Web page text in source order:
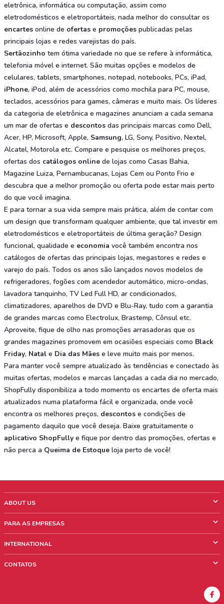
eletrônica, informática ou computação, assim como
eletrodomésticos e eletroportáteis, nada melhor do consultar os
encartes online de ofertas e promoções publicadas pelas
principais lojas e redes varejistas do país.
Sertãozinho tem ótima variedade no que se refere à informática,
telefonia móvel e internet. São muitas opções e modelos de
celulares, tablets, smartphones, notepad, notebooks, PCs, iPad,
iPhone, iPod, além de acessórios como mochila para PC, mouse,
teclados, acessórios para games, câmeras e muito mais. Os líderes
da categoria de eletrônica e magazines anunciam a cada semana
um mar de ofertas e descontos das principais marcas como Dell,
Acer, HP, Microsoft, Apple, Samsung, LG, Sony, Positivo, Nextel,
Alcatel, Motorola etc. Compare e pesquise os melhores preços,
ofertas dos catálogos online de lojas como Casas Bahia,
Magazine Luiza, Pernambucanas, Lojas Cem ou Ponto Frio e
descubra que a melhor promoção ou oferta pode estar mais perto
do que você imagina.
E para tornar a sua vida sempre mais prática, além de contar com
um design que transformam qualquer ambiente, que tal investir em
eletrodomésticos e eletroportáteis de última geração? Design
funcional, qualidade e economia você também encontra nos
catálogos de ofertas das principais lojas, megastores e redes e
varejo do país. Todos os anos são lançados novos modelos de
refrigeradores, fogões com acendedor automático, micro-ondas,
lavadora tanquinho, TV Led Full HD, ar condicionados,
climatizadores, aparelhos de DVD e Blu-Ray, tudo com a garantia
de grandes marcas como Electrolux, Brastemp, Cônsul etc.
Aproveite, fique de olho nas promoções arrasadoras que os
grandes magazines promovem em ocasiões especiais como Black
Friday, Natal e Dia das Mães e leve muito mais por menos.
Para manter você sempre atualizado às tendências e conectado às
muitas ofertas, modelos e marcas lançadas a cada dia no mercado,
ShopFully disponibiliza a todo momento os encartes de oferta mais
atualizados numa plataforma fácil e organizada, onde você
encontra os melhores preços, descontos e condições de
pagamento daquilo que você deseja. Baixe gratuitamente o
aplicativo ShopFully e fique por dentro das promoções, ofertas e
não perca a Queima de Estoque loja perto de você!
ABOUT US
Quem Somos
Trabalhe conosco
PARA AS EMPRESAS
Informações comerciais
INTERNATIONAL
CONTATOS